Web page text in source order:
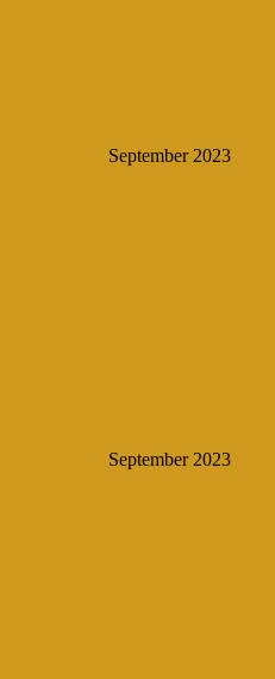
September 2023
September 2023